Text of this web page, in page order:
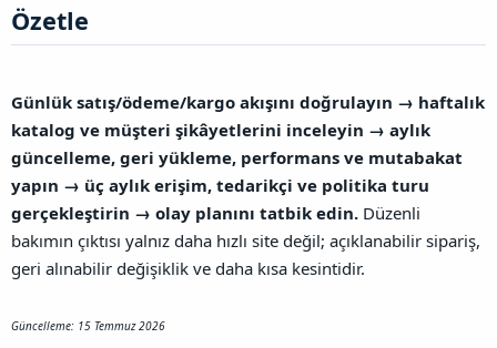
Özetle​
Günlük satış/ödeme/kargo akışını doğrulayın → haftalık
katalog ve müşteri şikâyetlerini inceleyin → aylık
güncelleme, geri yükleme, performans ve mutabakat
yapın → üç aylık erişim, tedarikçi ve politika turu
gerçekleştirin → olay planını tatbik edin. Düzenli
bakımın çıktısı yalnız daha hızlı site değil; açıklanabilir sipariş,
geri alınabilir değişiklik ve daha kısa kesintidir.
Güncelleme: 15 Temmuz 2026